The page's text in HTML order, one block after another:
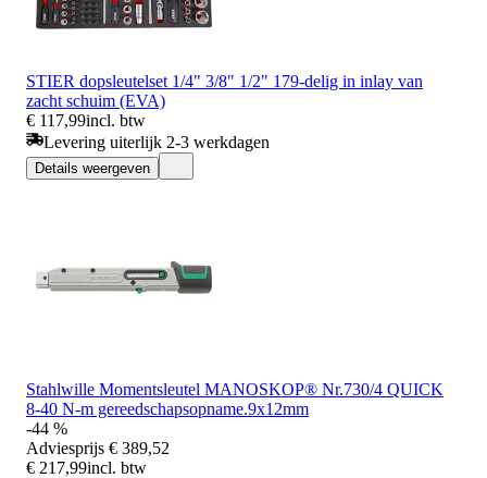
STIER dopsleutelset 1/4" 3/8" 1/2" 179-delig in inlay van
zacht schuim (EVA)
€ 117,99incl. btw
Levering uiterlijk 2-3 werkdagen
Details weergeven
Stahlwille Momentsleutel MANOSKOP® Nr.730/4 QUICK
8-40 N-m gereedschapsopname.9x12mm
-44 %
Adviesprijs € 389,52
€ 217,99incl. btw